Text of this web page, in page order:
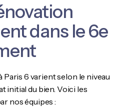
dans le 6e
Paris 6 varient selon le niveau
initial du bien. Voici les
nos équipes :